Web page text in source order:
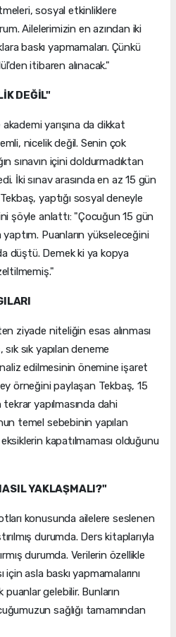
sosyal etkinliklere
Ailelerimizin en azından iki
baskı yapmamaları. Çünkü
itibaren alınacak."
DEĞİL"
yarışına da dikkat
nicelik değil. Senin çok
sınavın içini doldurmadıktan
İki sınav arasında en az 15 gün
yaptığı sosyal deneyle
şöyle anlattı: "Çocuğun 15 gün
Puanların yükseleceğini
düştü. Demek ki ya kopya
ziyade niteliğin esas alınması
sık yapılan deneme
edilmesinin önemine işaret
örneğini paylaşan Tekbaş, 15
yapılmasında dahi
temel sebebinin yapılan
kapatılmaması olduğunu
YAKLAŞMALI?"
konusunda ailelere seslenen
durumda. Ders kitaplarıyla
durumda. Verilerin özellikle
için asla baskı yapmamalarını
gelebilir. Bunların
sağlığı tamamından